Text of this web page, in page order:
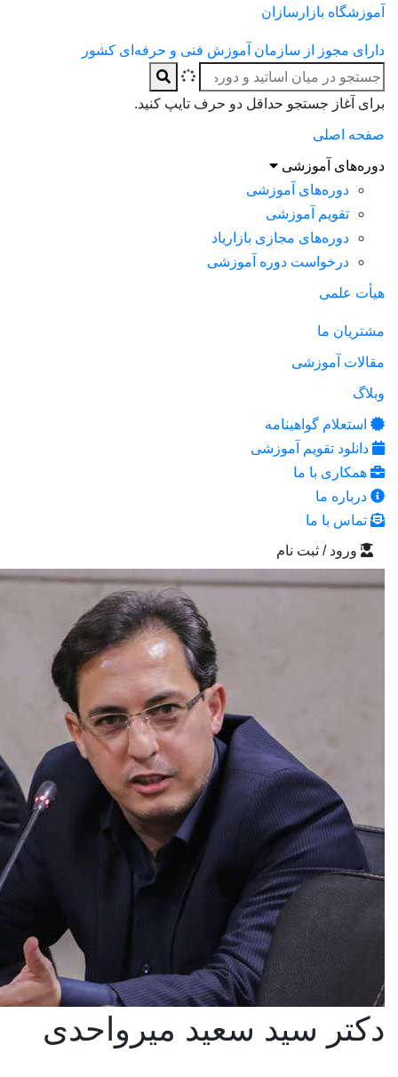
بازارسازان
از سازمان آموزش فنی و حرفه‌ای کشور
جستجو حداقل دو حرف تایپ کنید.
آموزشی
آموزشی
آموزشی
مجازی بازاریاد
دوره آموزشی
ما
گواهینامه
تقویم آموزشی
با ما
ما
ما
/ ثبت نام
سید سعید میرواحدی